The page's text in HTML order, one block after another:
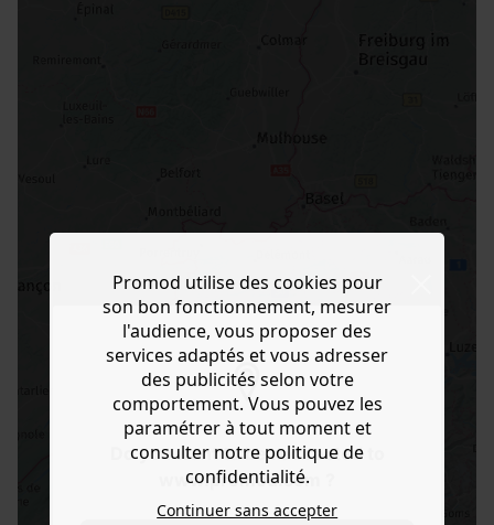
Do you want to be redirected to
www.promod.com ?
PAS DE RECHERCHE EN COURS
Promod utilise des cookies pour
son bon fonctionnement, mesurer
l'audience, vous proposer des
services adaptés et vous adresser
des publicités selon votre
comportement. Vous pouvez les
paramétrer à tout moment et
consulter notre politique de
confidentialité.
Continuer sans accepter